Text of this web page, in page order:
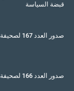
قبضة السياسة
صدور العدد 167 لصحيفة الحدث الاسبوعي من لندن
صدور العدد 166 لصحيفة الحدث الاسبوعي من لندن